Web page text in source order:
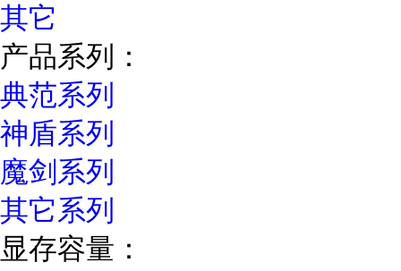
其它
产品系列：
典范系列
神盾系列
魔剑系列
其它系列
显存容量：